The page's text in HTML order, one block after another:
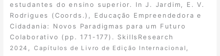
estudantes do ensino superior. In J. Jardim, E. V.
Rodrigues (Coords.), Educação Empreendedora e
Cidadania: Novos Paradigmas para um Futuro
Colaborativo (pp. 171-177). SkillsResearch
2024 Capítulos de Livro de Edição Internacional